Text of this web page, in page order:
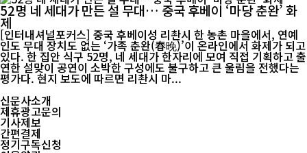
52명 네 세대가 만든 설 무대… 중국 후베이 ‘마당 춘완’ 화
제
[인터내셔널포커스] 중국 후베이성 리촨시 한 농촌 마을에서, 연예
인도 무대 장치도 없는 ‘가족 춘완(春晚)’이 온라인에서 화제가 되고
있다. 한 집안 식구 52명, 네 세대가 한자리에 모여 직접 기획하고 출
연한 설맞이 공연이 소박한 구성에도 불구하고 큰 울림을 전했다는
평가다. 현지 보도에 따르면 리촨시 마...
신문사소개
제휴광고문의
기사제보
간편결제
정기구독신청